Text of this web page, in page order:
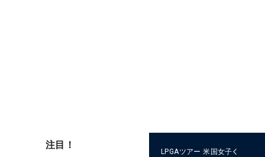
注目！
LPGAツアー 米国女子